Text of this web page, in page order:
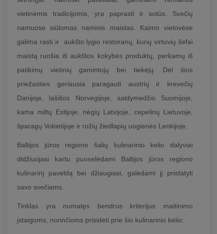
vietinėmis tradicijomis, yra paprasti ir sotūs. Svečių
namuose siūlomas naminis maistas. Kaimo vietovėse
galima rasti ir aukšto lygio restoranų, kurių virtuvių šefai
maistą ruošia iš aukštos kokybės produktų, perkamų iš
patikimų vietinių gamintojų bei tiekėjų. Dėl šios
priežasties geriausia paragauti austrių ir krevečių
Danijoje, lašišos Norvegijoje, saldymedžio Suomijoje,
kama miltų Estijoje, nėgių Latvijoje, cepelinų Lietuvoje,
šparagų Vokietijoje ir rožių žiedlapių uogienės Lenkijoje.
Baltijos jūros regiono šalių kulinarinio kelio dalyviai
didžiuojasi kartu puoselėdami Baltijos jūros regiono
kulinarinį paveldą bei džiaugiasi, galėdami jį pristatyti
savo svečiams.
Tinklas yra numatęs bendrus kriterijus maitinimo
įstaigoms, norinčioms prisidėti prie šio kulinarinio kelio: